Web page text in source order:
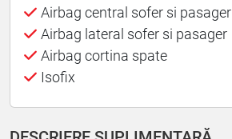
Airbag central sofer si pasager
Airbag lateral sofer si pasager
Airbag cortina spate
Isofix